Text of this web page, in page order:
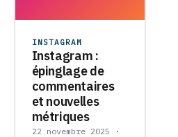
INSTAGRAM
Instagram :
épinglage de
commentaires
et nouvelles
métriques
22 novembre 2025 ·